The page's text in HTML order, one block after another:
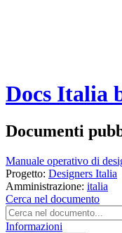
Docs Italia
Documenti
Manuale operativo di
Progetto: Designers Italia
Amministrazione: italia
Cerca nel documento
Informazioni